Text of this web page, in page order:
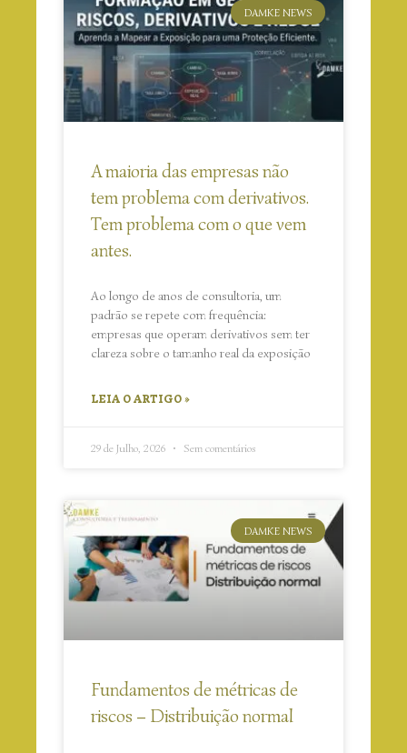
DAMKE NEWS
A maioria das empresas não
tem problema com derivativos.
Tem problema com o que vem
antes.
Ao longo de anos de consultoria, um
padrão se repete com frequência:
empresas que operam derivativos sem ter
clareza sobre o tamanho real da exposição
LEIA O ARTIGO »
29 de Julho, 2026 Sem comentários
DAMKE NEWS
Fundamentos de métricas de
riscos – Distribuição normal